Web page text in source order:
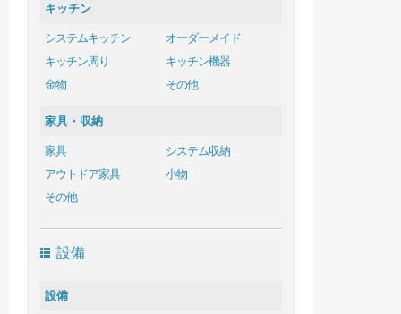
キッチン
システムキッチン
オーダーメイド
キッチン周り
キッチン機器
金物
その他
家具・収納
家具
システム収納
アウトドア家具
小物
その他
設備
設備